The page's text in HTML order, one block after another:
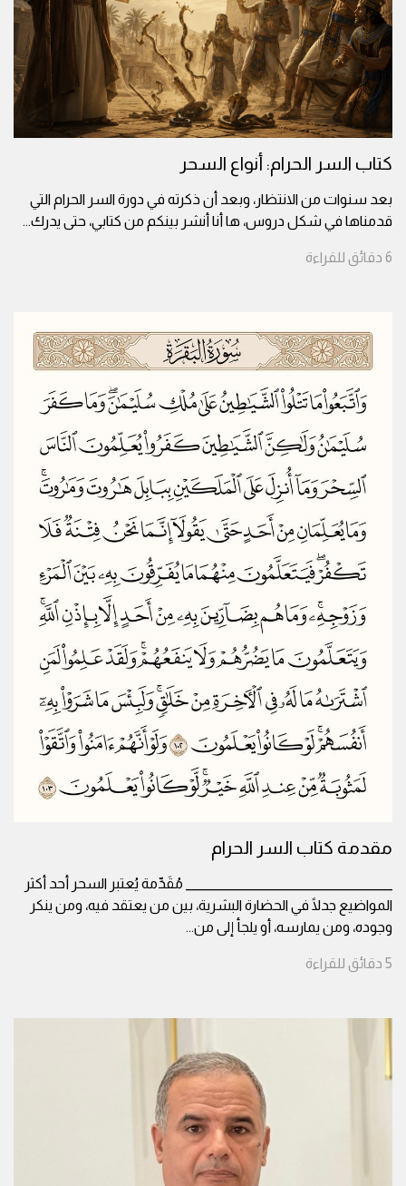
كتاب السر الحرام: أنواع السحر
بعد سنوات من الانتظار، وبعد أن ذكرته في دورة السر الحرام التي
قدمناها في شكل دروس، ها أنا أنشر بينكم من كتابي، حتى يدرك...
6 دقائق للقراءة
مقدمة كتاب السر الحرام
______________________________________ مُقَدِّمة يُعتبر السحر أحد أكثر
المواضيع جدلًا في الحضارة البشرية، بين من يعتقد فيه، ومن ينكر
وجوده، ومن يمارسه، أو يلجأ إلى من...
5 دقائق للقراءة